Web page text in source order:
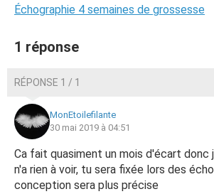
Échographie 4 semaines de grossesse
1 réponse
RÉPONSE 1 / 1
MonEtoilefilante
30 mai 2019 à 04:51
Ca fait quasiment un mois d'écart donc
n'a rien à voir, tu sera fixée lors des
conception sera plus précise